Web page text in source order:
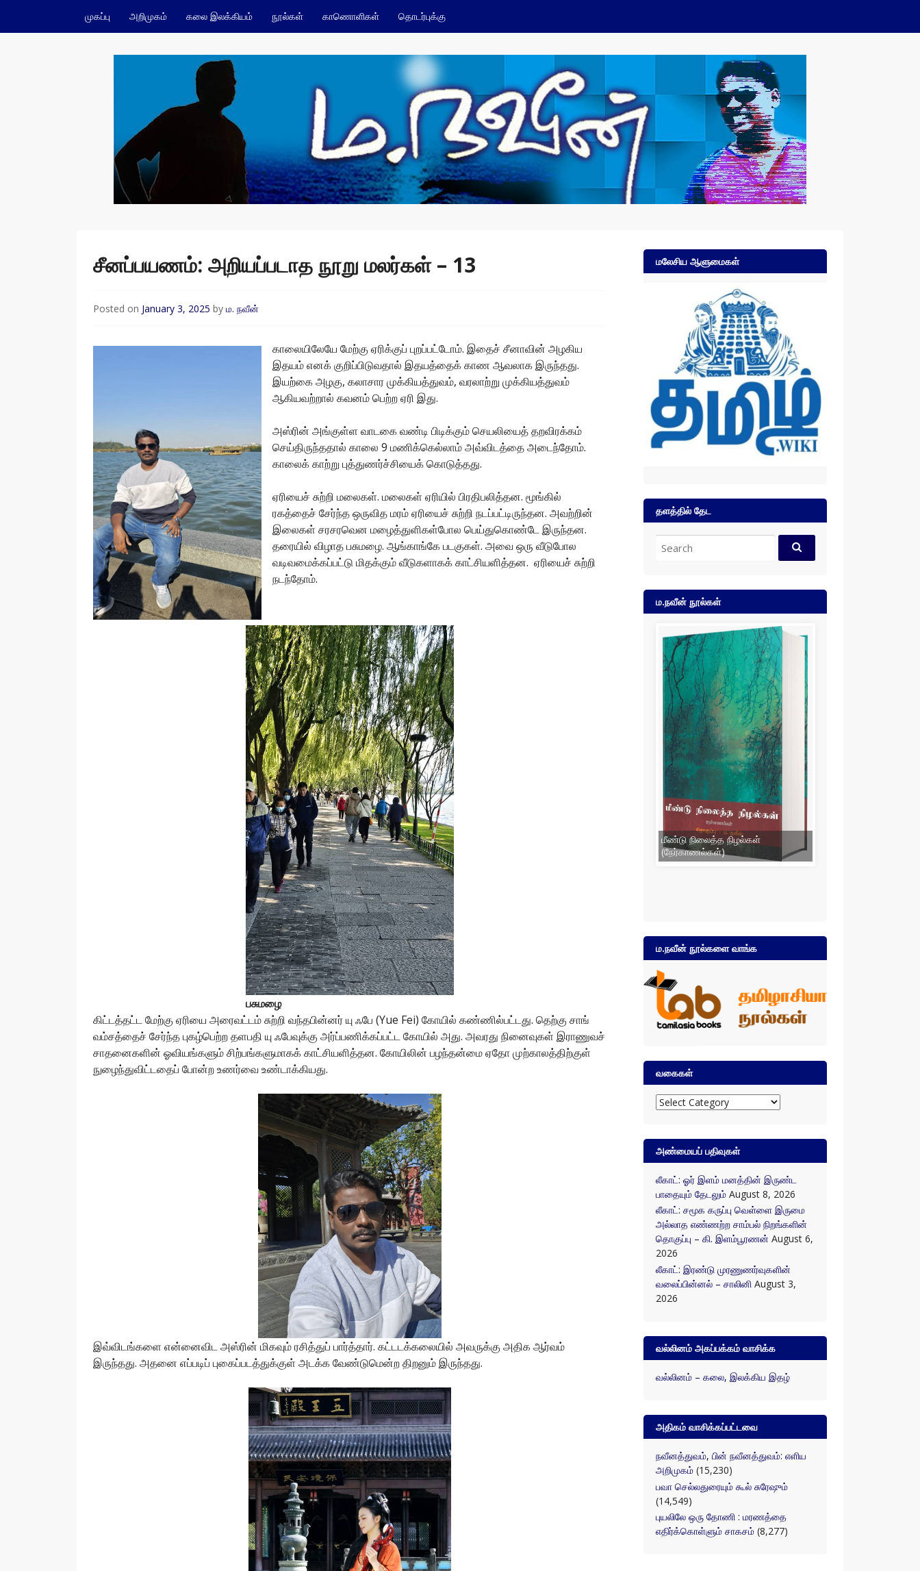
முகப்பு அறிமுகம் கலை இலக்கியம் நூல்கள் காணொளிகள் தொடர்புக்கு
சீனப்பயணம்: அறியப்படாத நூறு மலர்கள் – 13
Posted on January 3, 2025 by ம. நவீன்
காலையிலேயே மேற்கு ஏரிக்குப் புறப்பட்டோம். இதைச் சீனாவின் அழகிய
இதயம் எனக் குறிப்பிடுவதால் இதயத்தைக் காண ஆவலாக இருந்தது.
இயற்கை அழகு, கலாசார முக்கியத்துவம், வரலாற்று முக்கியத்துவம்
ஆகியவற்றால் கவனம் பெற்ற ஏரி இது.
அஸ்ரின் அங்குள்ள வாடகை வண்டி பிடிக்கும் செயலியைத் தறவிரக்கம்
செய்திருந்ததால் காலை 9 மணிக்கெல்லாம் அவ்விடத்தை அடைந்தோம்.
காலைக் காற்று புத்துணர்ச்சியைக் கொடுத்தது.
ஏரியைச் சுற்றி மலைகள். மலைகள் ஏரியில் பிரதிபலித்தன. மூங்கில்
ரகத்தைச் சேர்ந்த ஒருவித மரம் ஏரியைச் சுற்றி நடப்பட்டிருந்தன. அவற்றின்
இலைகள் சரசரவென மழைத்துளிகள்போல பெய்துகொண்டே இருந்தன.
தரையில் விழாத பசுமழை. ஆங்காங்கே படகுகள். அவை ஒரு வீடுபோல
வடிவமைக்கப்பட்டு மிதக்கும் வீடுகளாகக் காட்சியளித்தன. ஏரியைச் சுற்றி
நடந்தோம்.
பசுமழை
கிட்டத்தட்ட மேற்கு ஏரியை அரைவட்டம் சுற்றி வந்தபின்னர் யு ஃபே (Yue Fei) கோயில் கண்ணில்பட்டது. தெற்கு சாங்
வம்சத்தைச் சேர்ந்த புகழ்பெற்ற தளபதி யு ஃபேவுக்கு அர்ப்பணிக்கப்பட்ட கோயில் அது. அவரது நினைவுகள் இராணுவச்
சாதனைகளின் ஓவியங்களும் சிற்பங்களுமாகக் காட்சியளித்தன. கோயிலின் பழந்தன்மை ஏதோ முற்காலத்திற்குள்
நுழைந்துவிட்டதைப் போன்ற உணர்வை உண்டாக்கியது.
இவ்விடங்களை என்னைவிட அஸ்ரின் மிகவும் ரசித்துப் பார்த்தார். கட்டடக்கலையில் அவருக்கு அதிக ஆர்வம்
இருந்தது. அதனை எப்படிப் புகைப்படத்துக்குள் அடக்க வேண்டுமென்ற திறனும் இருந்தது.
மலேசிய ஆளுமைகள்
தளத்தில் தேட
for:
ம.நவீன் நூல்கள்
ம.நவீன் நூல்களை வாங்க
வகைகள்
வகைகள்
அண்மையப் பதிவுகள்
லீகாட்: ஓர் இளம் மனத்தின் இருண்ட
பாதையும் தேடலும் August 8, 2026
லீகாட்: சமூக கருப்பு வெள்ளை இருமை
அல்லாத எண்ணற்ற சாம்பல் நிறங்களின்
தொகுப்பு – கி. இளம்பூரணன் August 6,
2026
லீகாட்: இரண்டு முரணுணர்வுகளின்
வலைப்பின்னல் – சாலினி August 3,
2026
வல்லினம் அகப்பக்கம் வாசிக்க
வல்லினம் – கலை, இலக்கிய இதழ்
அதிகம் வாசிக்கப்பட்டவை
நவீனத்துவம், பின் நவீனத்துவம்: எளிய
அறிமுகம் (15,230)
பவா செல்லதுரையும் கூல் சுரேஷும்
(14,549)
புயலிலே ஒரு தோணி : மரணத்தை
எதிர்க்கொள்ளும் சாகசம் (8,277)